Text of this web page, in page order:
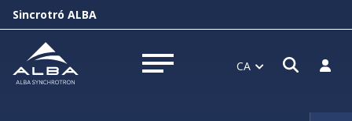
Sincrotró ALBA
Obrir menú CA Obrir